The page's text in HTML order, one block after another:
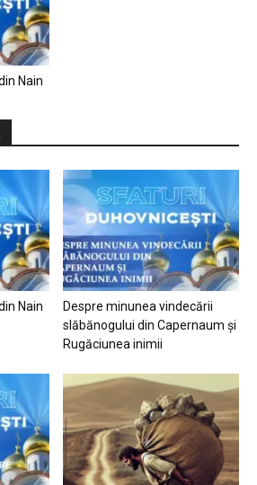
Nain
Nain
Despre minunea vindecării
slăbănogului din Capernaum și
Rugăciunea inimii